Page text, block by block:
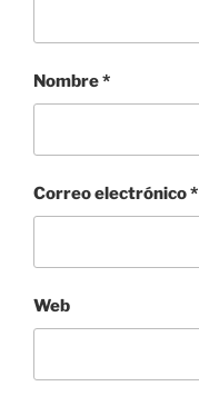
Nombre*
Correo electrónico*
Web